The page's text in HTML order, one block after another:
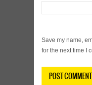
Save my name,
for the next time I